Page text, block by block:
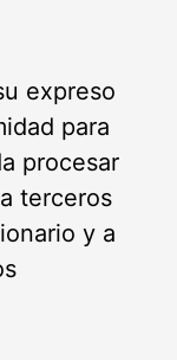
expreso
para
procesar
terceros
y a